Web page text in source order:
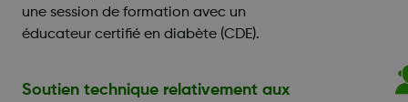
une session de formation avec un
éducateur certifié en diabète (CDE).
Soutien technique relativement aux